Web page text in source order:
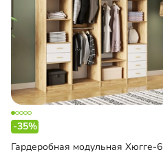
-35%
Гардеробная модульная Хюгге-6